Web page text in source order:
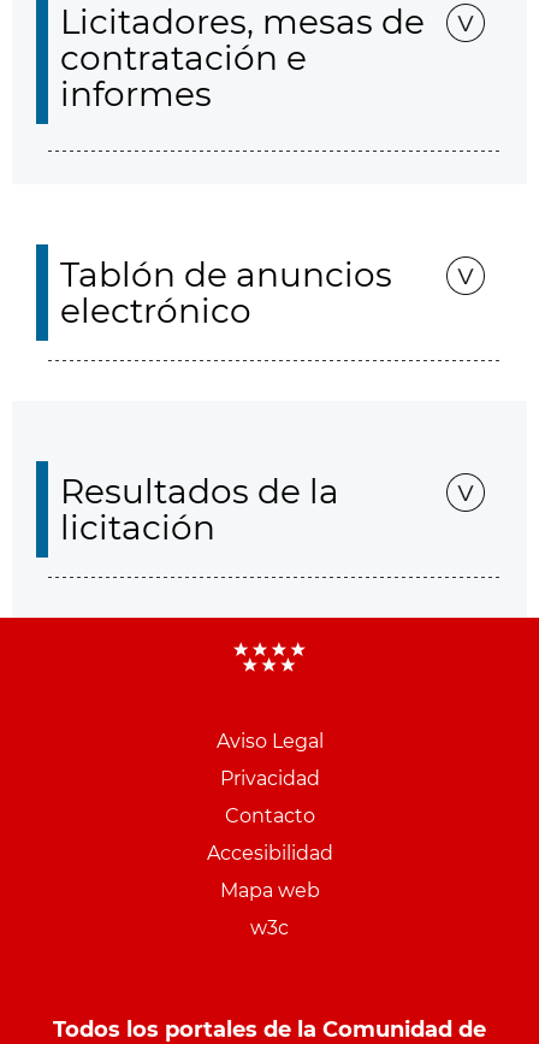
Licitadores, mesas de
contratación e
informes
Tablón de anuncios
electrónico
Resultados de la
licitación
Aviso Legal
Privacidad
Contacto
Accesibilidad
Mapa web
w3c
Todos los portales de la Comunidad de